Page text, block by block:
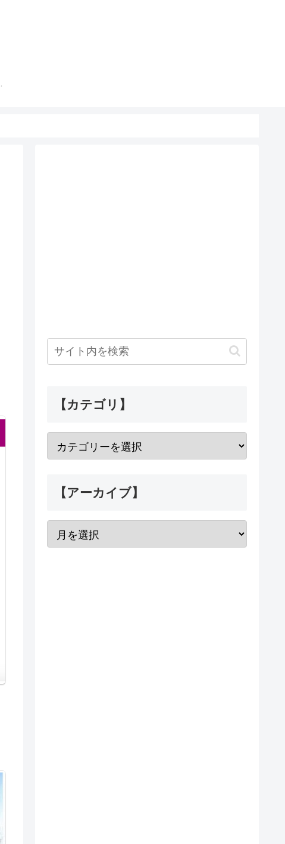
【カテゴリ】
【アーカイブ】